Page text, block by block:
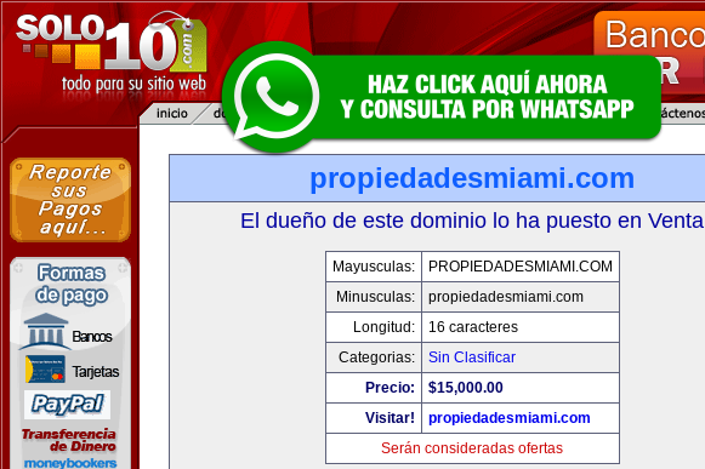
propiedadesmiami.com
El dueño de este dominio lo ha puesto en Venta
Mayusculas:
PROPIEDADESMIAMI.COM
Minusculas:
propiedadesmiami.com
Longitud:
16 caracteres
Categorias:
Sin Clasificar
Precio:
$15,000.00
Visitar!
propiedadesmiami.com
Serán consideradas ofertas